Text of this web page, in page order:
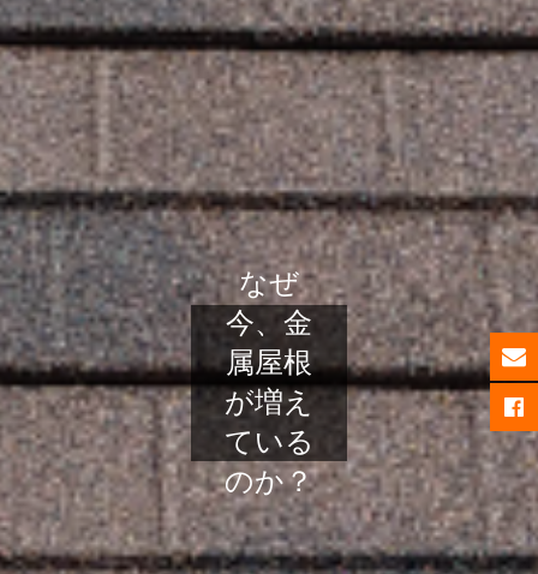
なぜ
今、金
属屋根
が増え
ている
のか？